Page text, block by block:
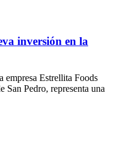
inversión en la
Estrellita Foods
San Pedro, representa una